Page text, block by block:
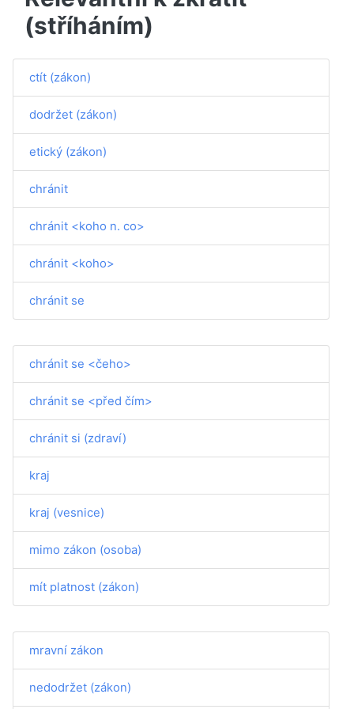
(stříháním)
ctít (zákon)
dodržet (zákon)
etický (zákon)
chránit
chránit <koho n. co>
chránit <koho>
chránit se
chránit se <čeho>
chránit se <před čím>
chránit si (zdraví)
kraj
kraj (vesnice)
mimo zákon (osoba)
mít platnost (zákon)
mravní zákon
nedodržet (zákon)